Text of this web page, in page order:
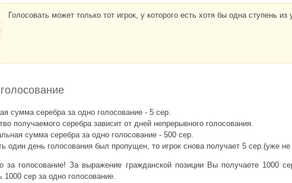
Голосовать может только тот игрок, у которого есть хотя бы одна ступень
сумма серебра за одно голосование - 5 сер.
получаемого серебра зависит от дней непрерывного голосования.
сумма серебра за одно голосование - 500 сер.
один день голосования был пропущен, то игрок снова получает 5 сер.(уже не
за голосование! За выражение гражданской позиции Вы получаете 1000
1000 сер за одно голосование.